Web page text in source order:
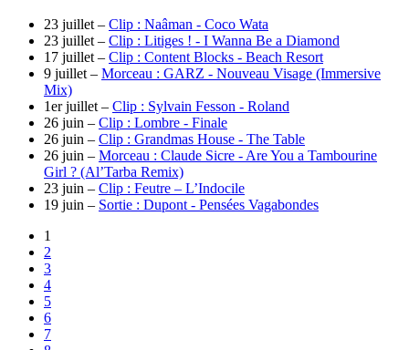
23 juillet – Clip : Naâman - Coco Wata
23 juillet – Clip : Litiges ! - I Wanna Be a Diamond
17 juillet – Clip : Content Blocks - Beach Resort
9 juillet – Morceau : GARZ - Nouveau Visage (Immersive
Mix)
1er juillet – Clip : Sylvain Fesson - Roland
26 juin – Clip : Lombre - Finale
26 juin – Clip : Grandmas House - The Table
26 juin – Morceau : Claude Sicre - Are You a Tambourine
Girl ? (Al’Tarba Remix)
23 juin – Clip : Feutre – L’Indocile
19 juin – Sortie : Dupont - Pensées Vagabondes
1
2
3
4
5
6
7